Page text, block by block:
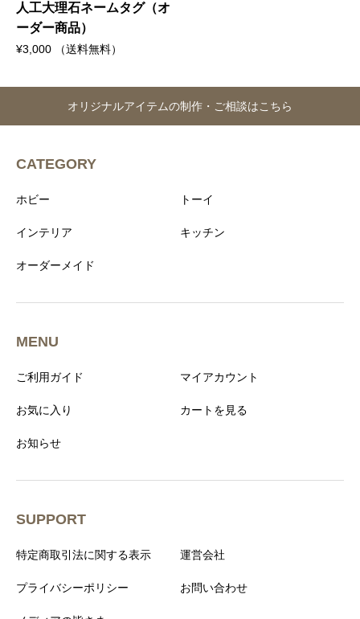
人工大理石ネームタグ（オ
ーダー商品）
¥3,000 （送料無料）
オリジナルアイテムの制作・ご相談はこちら
CATEGORY
ホビー トーイ
インテリア キッチン
オーダーメイド
MENU
ご利用ガイド マイアカウント
お気に入り カートを見る
お知らせ
SUPPORT
特定商取引法に関する表示 運営会社
プライバシーポリシー お問い合わせ